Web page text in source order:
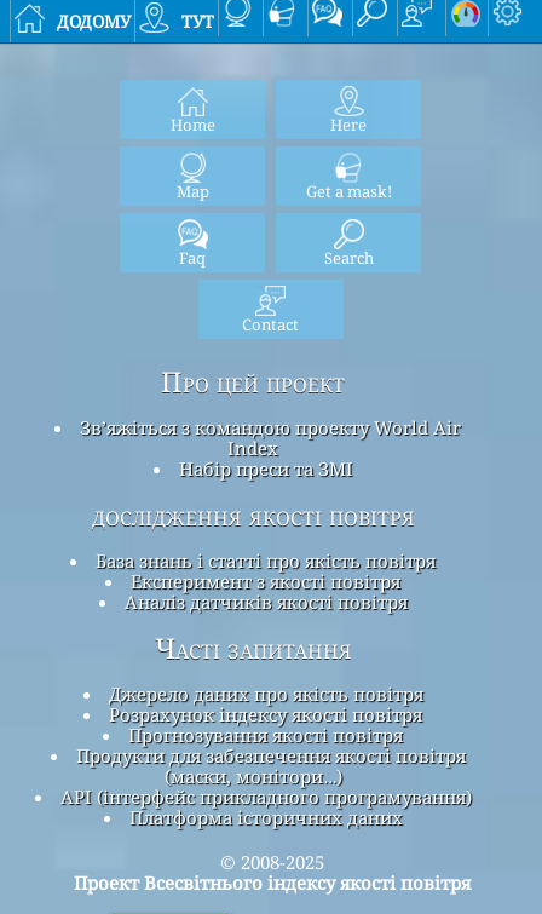
додому тут
Home Here
Map Get a mask!
Faq Search
Contact
Про цей проект
Зв’яжіться з командою проекту World Air
Index
Набір преси та ЗМІ
дослідження якості повітря
База знань і статті про якість повітря
Експеримент з якості повітря
Аналіз датчиків якості повітря
Часті запитання
Джерело даних про якість повітря
Розрахунок індексу якості повітря
Прогнозування якості повітря
Продукти для забезпечення якості повітря
(маски, монітори…)
API (інтерфейс прикладного програмування)
Платформа історичних даних
© 2008-2025
Проект Всесвітнього індексу якості повітря